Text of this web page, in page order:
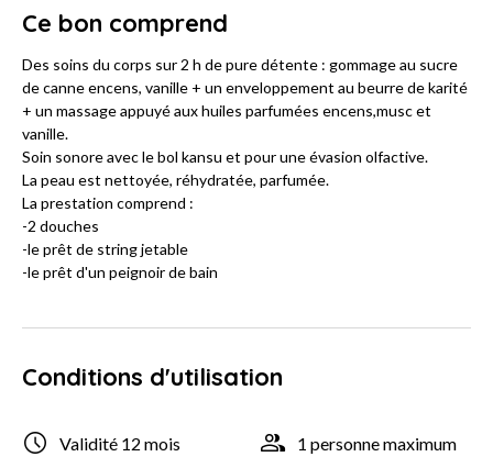
Ce bon comprend
Des soins du corps sur 2 h de pure détente : gommage au sucre
de canne encens, vanille + un enveloppement au beurre de karité
+ un massage appuyé aux huiles parfumées encens,musc et
vanille.
Soin sonore avec le bol kansu et pour une évasion olfactive.
La peau est nettoyée, réhydratée, parfumée.
La prestation comprend :
-2 douches
-le prêt de string jetable
-le prêt d'un peignoir de bain
Conditions d'utilisation
Validité 12 mois 1 personne maximum